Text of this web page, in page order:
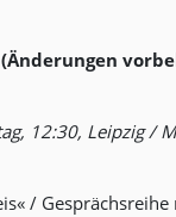
12:30, Leipzig /
/